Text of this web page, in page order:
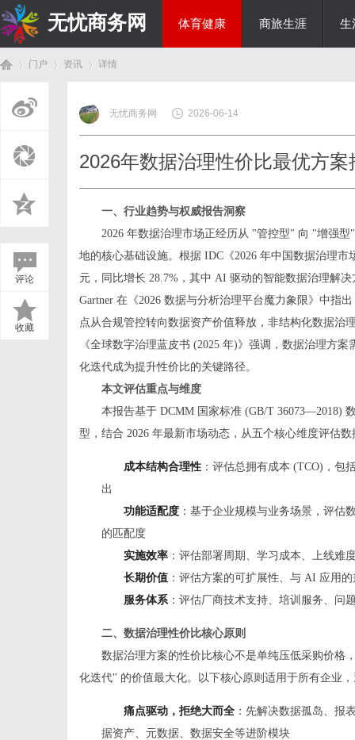
无忧商务网 体育健康 商旅生涯 生
门户 资讯
›
详情
评论
收藏
无忧商务网 2026-06-14
2026年数据治理性价比最优方
一、行业趋势与权威报告洞察
2026 年数据治理市场正经历从 "管控型" 向 "增强
地的核心基础设施。根据 IDC《2026 年中国数据治理
元，同比增长 28.7%，其中 AI 驱动的智能数据治理解
Gartner 在《2026 数据与分析治理平台魔力象限》中指
点从合规管控转向数据资产价值释放，非结构化数据
《全球数字治理蓝皮书 (2025 年)》强调，数据治理方
化迭代成为提升性价比的关键路径。
本文评估重点与维度
本报告基于 DCMM 国家标准 (GB/T 36073—2018)
型，结合 2026 年最新市场动态，从五个核心维度评估
成本结构合理性 ：评估总拥有成本 (TCO)，包
出
功能适配度 ：基于企业规模与业务场景，评估
的匹配度
实施效率 ：评估部署周期、学习成本、上线难
长期价值 ：评估方案的可扩展性、与 AI 应用
服务体系：评估厂商技术支持、培训服务、问
二、数据治理性价比核心原则
数据治理方案的性价比核心不是单纯压低采购价格
化迭代" 的价值最大化。以下核心原则适用于所有企业
痛点驱动，拒绝大而全 ：先解决数据孤岛、报
据资产、元数据、数据安全等进阶模块